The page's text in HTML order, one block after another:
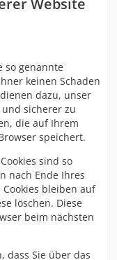
so genannte
keinen Schaden
dazu, unser
sicherer zu
die auf Ihrem
speichert.
sind so
nach Ende Ihres
bleiben auf
löschen. Diese
beim nächsten
dass Sie über das